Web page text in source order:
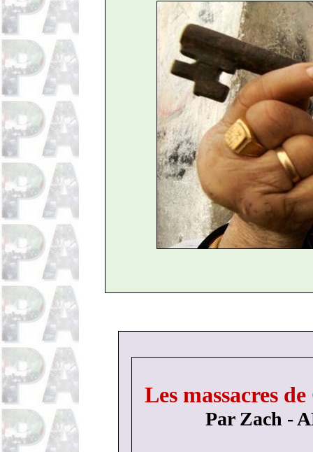
Les massacres
Par Zach -